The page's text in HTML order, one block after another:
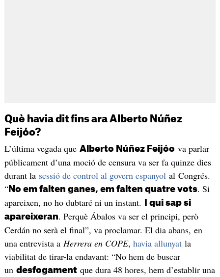
Què havia dit fins ara Alberto Núñez
Feijóo?
L’última vegada que Alberto Núñez Feijóo va parlar
públicament d’una moció de censura va ser fa quinze dies
durant la sessió de control al govern espanyolal Congrés.
“No em falten ganes, em falten quatre vots. Si
apareixen, no ho dubtaré ni un instant.
I qui sap si
apareixeran. Perquè Ábalos va ser el principi, però
Cerdán no serà el final”, va proclamar. El dia abans, en
una entrevista a Herrera en COPE, havia allunyatla
viabilitat de tirar-la endavant: “No hem de buscar
un desfogamentque dura 48 hores, hem d’establir una